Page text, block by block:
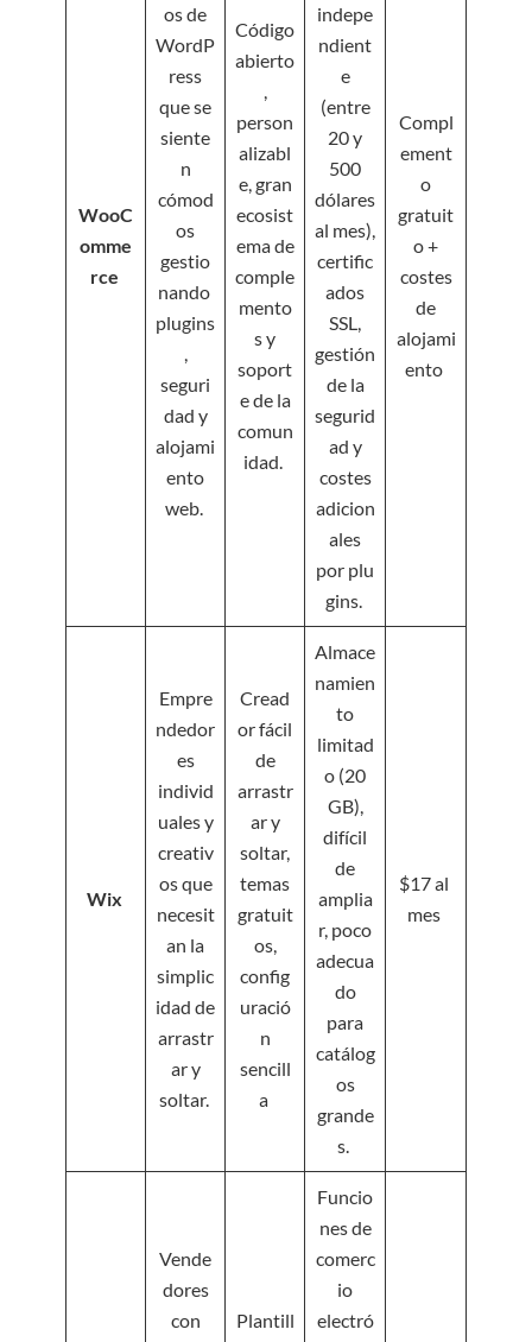
WooC
omme
rce
os de
WordP
ress
que se
siente
n
cómod
os
gestio
nando
plugins
,
seguri
dad y
alojami
ento
web.
Código
abierto
,
person
alizabl
e, gran
ecosist
ema de
comple
mento
s y
soport
e de la
comun
idad.
indepe
ndient
e
(entre
20 y
500
dólares
al mes),
certific
ados
SSL,
gestión
de la
segurid
ad y
costes
adicion
ales
por plu
gins.
Compl
ement
o
gratuit
o +
costes
de
alojami
ento
Wix
Empre
ndedor
es
individ
uales y
creativ
os que
necesit
an la
simplic
idad de
arrastr
ar y
soltar.
Cread
or fácil
de
arrastr
ar y
soltar,
temas
gratuit
os,
config
uració
n
sencill
a
Almace
namien
to
limitad
o (20
GB),
difícil
de
amplia
r, poco
adecua
do
para
catálog
os
grande
s.
$17 al
mes
Vende
dores
con
Plantill
Funcio
nes de
comerc
io
electró